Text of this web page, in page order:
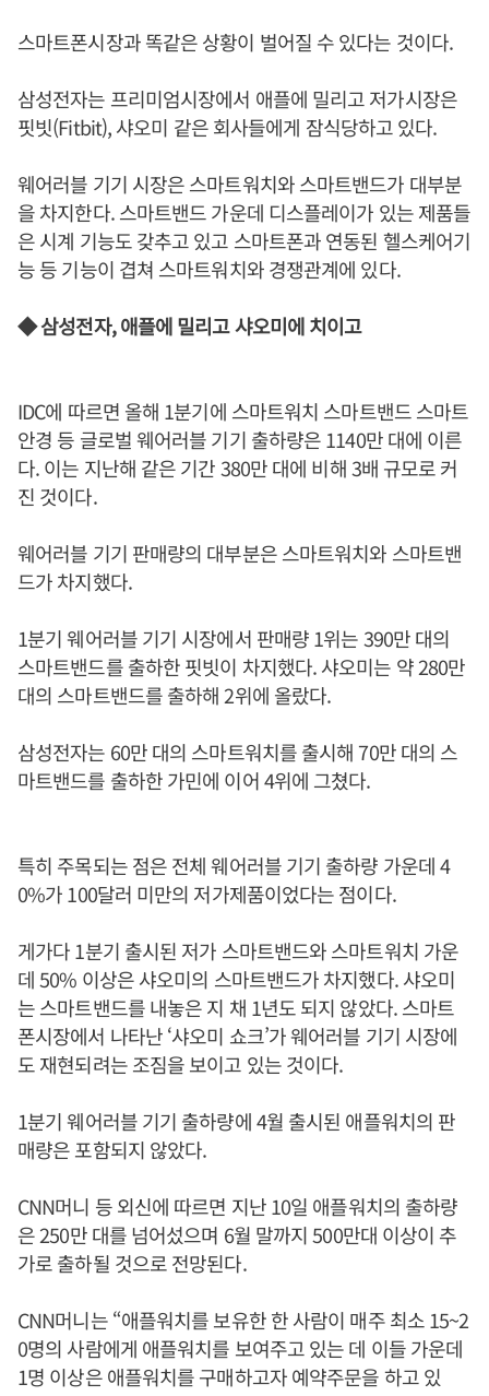
스마트폰시장과 똑같은 상황이 벌어질 수 있다는 것이다.
삼성전자는 프리미엄시장에서 애플에 밀리고 저가시장은
핏빗(Fitbit), 샤오미 같은 회사들에게 잠식당하고 있다.
웨어러블 기기 시장은 스마트워치와 스마트밴드가 대부분
을 차지한다. 스마트밴드 가운데 디스플레이가 있는 제품들
은 시계 기능도 갖추고 있고 스마트폰과 연동된 헬스케어기
능 등 기능이 겹쳐 스마트워치와 경쟁관계에 있다.
◆ 삼성전자, 애플에 밀리고 샤오미에 치이고
IDC에 따르면 올해 1분기에 스마트워치 스마트밴드 스마트
안경 등 글로벌 웨어러블 기기 출하량은 1140만 대에 이른
다. 이는 지난해 같은 기간 380만 대에 비해 3배 규모로 커
진 것이다.
웨어러블 기기 판매량의 대부분은 스마트워치와 스마트밴
드가 차지했다.
1분기 웨어러블 기기 시장에서 판매량 1위는 390만 대의
스마트밴드를 출하한 핏빗이 차지했다. 샤오미는 약 280만
대의 스마트밴드를 출하해 2위에 올랐다.
삼성전자는 60만 대의 스마트워치를 출시해 70만 대의 스
마트밴드를 출하한 가민에 이어 4위에 그쳤다.
특히 주목되는 점은 전체 웨어러블 기기 출하량 가운데 4
0%가 100달러 미만의 저가제품이었다는 점이다.
게가다 1분기 출시된 저가 스마트밴드와 스마트워치 가운
데 50% 이상은 샤오미의 스마트밴드가 차지했다. 샤오미
는 스마트밴드를 내놓은 지 채 1년도 되지 않았다. 스마트
폰시장에서 나타난 ‘샤오미 쇼크’가 웨어러블 기기 시장에
도 재현되려는 조짐을 보이고 있는 것이다.
1분기 웨어러블 기기 출하량에 4월 출시된 애플워치의 판
매량은 포함되지 않았다.
CNN머니 등 외신에 따르면 지난 10일 애플워치의 출하량
은 250만 대를 넘어섰으며 6월 말까지 500만대 이상이 추
가로 출하될 것으로 전망된다.
CNN머니는 “애플워치를 보유한 한 사람이 매주 최소 15~2
0명의 사람에게 애플워치를 보여주고 있는 데 이들 가운데
1명 이상은 애플워치를 구매하고자 예약주문을 하고 있